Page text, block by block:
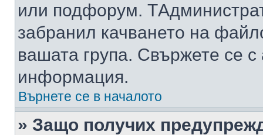
или подфорум.
забранил качването на
вашата група. Свържете се
информация.
Върнете се в началото
» Защо получих